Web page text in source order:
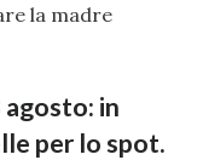
la madre
in
per lo spot.